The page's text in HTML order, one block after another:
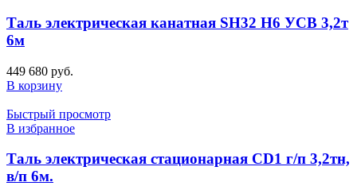
Таль электрическая канатная SH32 H6 УСВ 3,2т
6м
449 680 руб.
В корзину
Быстрый просмотр
В избранное
Таль электрическая стационарная CD1 г/п 3,2тн,
в/п 6м.